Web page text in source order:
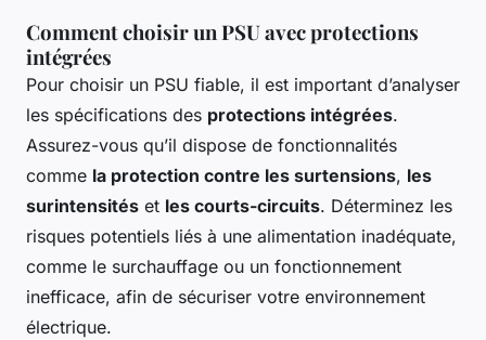
Comment choisir un PSU avec protections
intégrées
Pour choisir un PSU fiable, il est important d’analyser
les spécifications des protections intégrées.
Assurez-vous qu’il dispose de fonctionnalités
comme la protection contre les surtensions, les
surintensités et les courts-circuits. Déterminez les
risques potentiels liés à une alimentation inadéquate,
comme le surchauffage ou un fonctionnement
inefficace, afin de sécuriser votre environnement
électrique.